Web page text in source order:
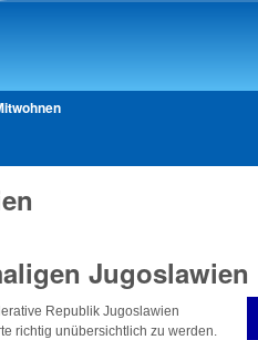
Jugoslawien
Republik Jugoslawien
richtig unübersichtlich zu werden.